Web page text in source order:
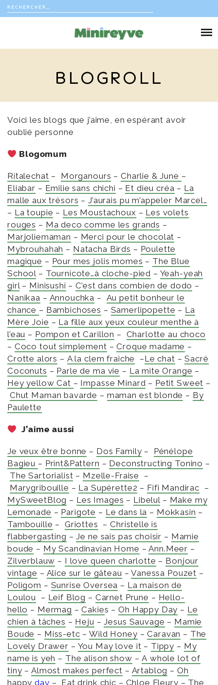
Rechercher :
COUP DE COEUR
BLOGROLL
Voici les blogs que j’aime, en espérant avoir
oublié personne
Blogomum
Ritalechat – Morganours – Charlie & June –
Eliabar – Emilie sans chichi – Et dieu créa – La
malle aux trésors –J’aurais pu m’appeler Marcel…
– La toupie – Les Moustachoux – Les volets
rouges – Ma deco comme les grands –
Marjoliemaman – Merci pour le chocolat –
Mybrouhahah – Natacha Birds – Poulette
magique – Pour mes jolis momes – The Blue
School – Tournicote…à cloche-pied – Yeah-yeah
girl– Minisushi –C’est dans combien de dodo –
Nanikaa – Annouchka – Au petit bonheur le
chance – Bambichoses – Samerlipopette – La
Mère Joie – La fille aux yeux couleur menthe à
l’eau – Pompon et Carillon – Charlotte au choco
– Coco tout simplement –Croque madame –
Crotte alors – A la clem fraiche –Le chat –Sacré
Coconuts – Parle de ma vie – La mite Orange –
Hey yellow Cat – Impasse Minard – Petit Sweet –
Chut Maman bavarde – maman est blonde – By
Paulette
J’aime aussi
Je veux être bonne – Dos Family – Pénélope
Bagieu – Print&Pattern – Deconstructing Tonino –
The Sartorialist – Mzelle-Fraise
–
Marygribouille – La Supérette2 – Fifi Mandirac –
MySweetBlog – Les Images – Libelul– Make my
Lemonade – Parigote – Le dans la – Mokkasin –
Tambouille – Griottes –Christelle is
flabbergasting –Je ne sais pas choisir – Mamie
boude – My Scandinavian Home –Ann.Meer –
Zilverblauw – I love queen charlotte – Bonjour
vintage – Alice sur le gâteau –Vanessa Pouzet –
Poligom – Sunrise Oversea – La maison de
Loulou – Leif Blog – Carnet Prune – Hello-
hello – Mermag –Cakies –Oh Happy Day – Le
chien à tâches – Heju –Jesus Sauvage – Mamie
Boude – Miss-etc –Wild Honey –Caravan – The
Lovely Drawer – You May love it – Tippy – My
name is yeh – The alison show –A whole lot of
tiny – Almost makes perfect – Artablog – Oh
happyday – Eat drink chic – Chloe Fleury – The